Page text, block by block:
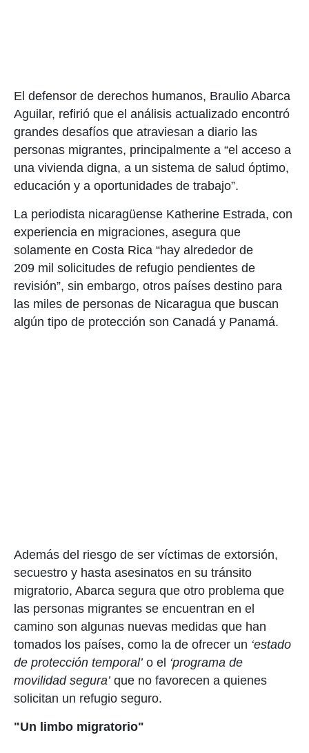
El defensor de derechos humanos, Braulio Abarca
Aguilar, refirió que el análisis actualizado encontró
grandes desafíos que atraviesan a diario las
personas migrantes, principalmente a “el acceso a
una vivienda digna, a un sistema de salud óptimo,
educación y a oportunidades de trabajo”.
La periodista nicaragüense Katherine Estrada, con
experiencia en migraciones, asegura que
solamente en Costa Rica “hay alrededor de
209 mil solicitudes de refugio pendientes de
revisión”, sin embargo, otros países destino para
las miles de personas de Nicaragua que buscan
algún tipo de protección son Canadá y Panamá.
Además del riesgo de ser víctimas de extorsión,
secuestro y hasta asesinatos en su tránsito
migratorio, Abarca segura que otro problema que
las personas migrantes se encuentran en el
camino son algunas nuevas medidas que han
tomados los países, como la de ofrecer un ‘estado
de protección temporal’o el ‘programa de
movilidad segura’que no favorecen a quienes
solicitan un refugio seguro.
"Un limbo migratorio"